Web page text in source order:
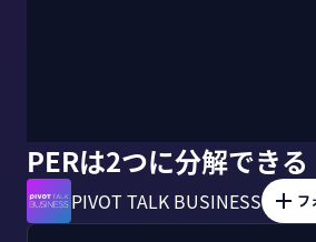
PERは2つに分解できる
PIVOT TALK BUSINESS フ